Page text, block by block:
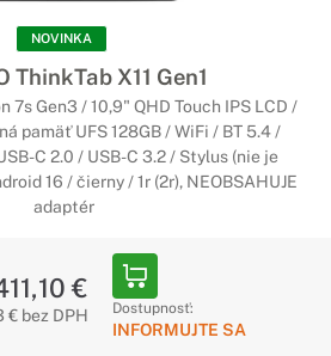
NOVINKA
ThinkTab X11 Gen1
7s Gen3 / 10,9" QHD Touch IPS LCD /
pamäť UFS 128GB / WiFi / BT 5.4 /
C 2.0 / USB-C 3.2 / Stylus (nie je
16 / čierny / 1r (2r), NEOBSAHUJE
adaptér
€
€ bez DPH Dostupnosť:
INFORMUJTE SA